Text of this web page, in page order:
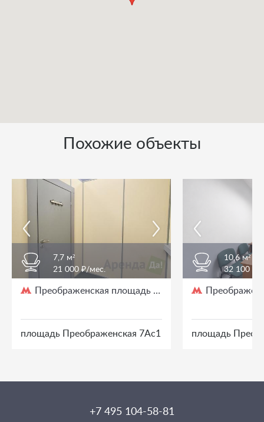
Похожие объекты
7,7 м²
21 000 ₽/мес.
Преображенская площадь / 3 мин. пешком
площадь Преображенская 7Ас1
10,6 м²
32 100 ₽/
площадь
+7 495 104-58-81